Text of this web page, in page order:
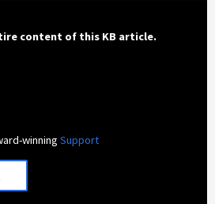
content of this KB article.
winningSupport